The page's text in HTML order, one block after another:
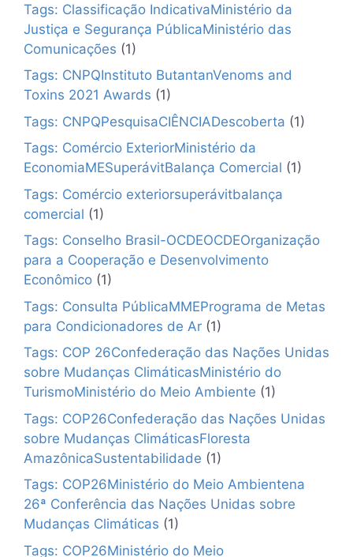
Tags: Classificação IndicativaMinistério da
Justiça e Segurança PúblicaMinistério das
Comunicações (1)
Tags: CNPQInstituto ButantanVenoms and
Toxins 2021 Awards (1)
Tags: CNPQPesquisaCIÊNCIADescoberta (1)
Tags: Comércio ExteriorMinistério da
EconomiaMESuperávitBalança Comercial (1)
Tags: Comércio exteriorsuperávitbalança
comercial (1)
Tags: Conselho Brasil-OCDEOCDEOrganização
para a Cooperação e Desenvolvimento
Econômico (1)
Tags: Consulta PúblicaMMEPrograma de Metas
para Condicionadores de Ar (1)
Tags: COP 26Confederação das Nações Unidas
sobre Mudanças ClimáticasMinistério do
TurismoMinistério do Meio Ambiente (1)
Tags: COP26Confederação das Nações Unidas
sobre Mudanças ClimáticasFloresta
AmazônicaSustentabilidade (1)
Tags: COP26Ministério do Meio Ambientena
26ª Conferência das Nações Unidas sobre
Mudanças Climáticas (1)
Tags: COP26Ministério do Meio